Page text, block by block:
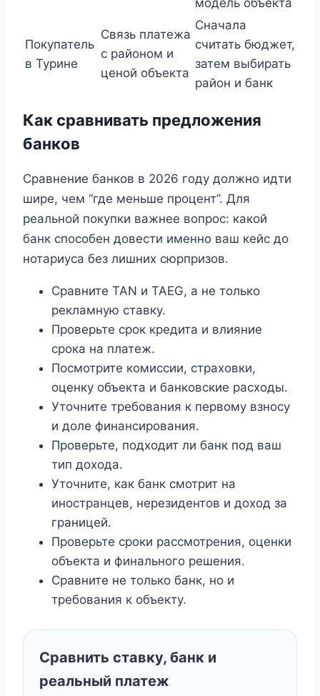
модель объекта
Покупатель
в Турине
Связь платежа
с районом и
ценой объекта
Сначала
считать бюджет,
затем выбирать
район и банк
Как сравнивать предложения
банков
Сравнение банков в 2026 году должно идти
шире, чем “где меньше процент”. Для
реальной покупки важнее вопрос: какой
банк способен довести именно ваш кейс до
нотариуса без лишних сюрпризов.
Сравните TAN и TAEG, а не только
рекламную ставку.
Проверьте срок кредита и влияние
срока на платеж.
Посмотрите комиссии, страховки,
оценку объекта и банковские расходы.
Уточните требования к первому взносу
и доле финансирования.
Проверьте, подходит ли банк под ваш
тип дохода.
Уточните, как банк смотрит на
иностранцев, нерезидентов и доход за
границей.
Проверьте сроки рассмотрения, оценки
объекта и финального решения.
Сравните не только банк, но и
требования к объекту.
Сравнить ставку, банк и
реальный платеж